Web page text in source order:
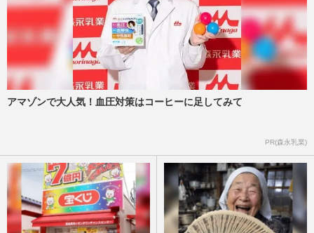
アマゾンで大人気！血圧対策はコーヒーに足してみて
PR(森永乳業)